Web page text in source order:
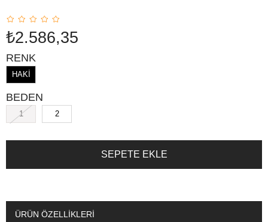
₺2.586,35
RENK
HAKİ
BEDEN
1 2
ÜRÜN ÖZELLIKLERI